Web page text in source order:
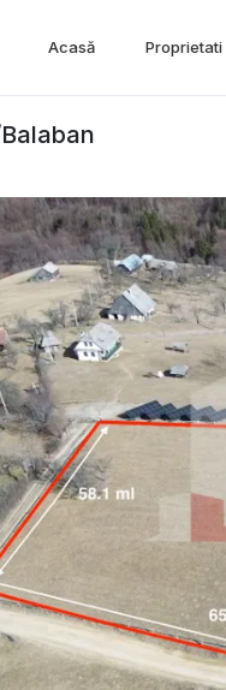
Acasă Proprietati